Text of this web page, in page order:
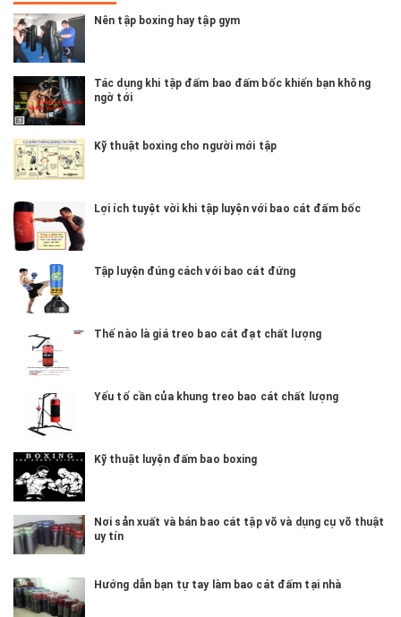
Nên tập boxing hay tập gym
Tác dụng khi tập đấm bao đấm bốc khiến bạn không
ngờ tới
Kỹ thuật boxing cho người mới tập
Lợi ích tuyệt vời khi tập luyện với bao cát đấm bốc
Tập luyện đúng cách với bao cát đứng
Thế nào là giá treo bao cát đạt chất lượng
Yếu tố cần của khung treo bao cát chất lượng
Kỹ thuật luyện đấm bao boxing
Nơi sản xuất và bán bao cát tập võ và dụng cụ võ thuật
uy tín
Hướng dẫn bạn tự tay làm bao cát đấm tại nhà